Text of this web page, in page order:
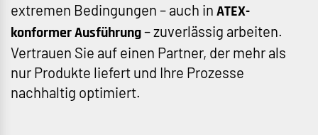
extremen Bedingungen – auch in ATEX-
konformer Ausführung– zuverlässig arbeiten.
Vertrauen Sie auf einen Partner, der mehr als
nur Produkte liefert und Ihre Prozesse
nachhaltig optimiert.